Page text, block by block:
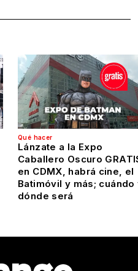
Qué hacer
Lánzate a la Expo
Caballero Oscuro
en CDMX, habrá cine, el
Batimóvil y más; cuándo
dónde será